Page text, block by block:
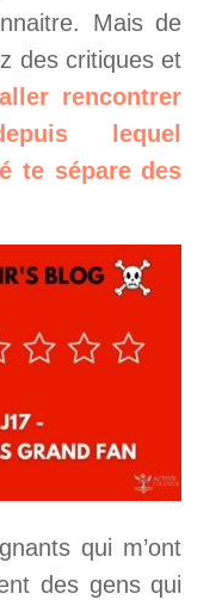
Mais de
des critiques et
rencontrer
lequel
te sépare des
qui m’ont
des gens qui